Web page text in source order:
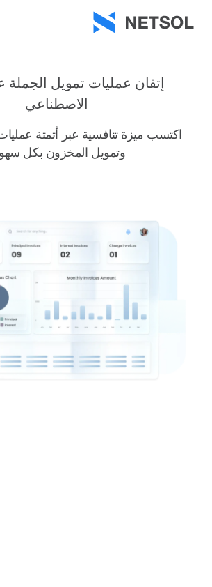
إتقان عمليات تمويل الجملة
الاصطناعي
اكتسب ميزة تنافسية عبر أتمتة
وتمويل المخزون بكل